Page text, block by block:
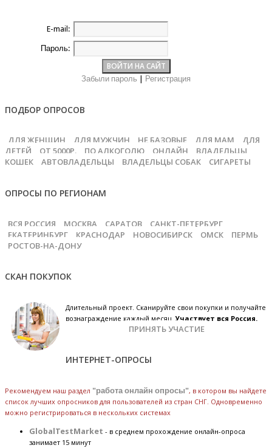
E-mail:
Пароль:
Забыли пароль Регистрация
ПОДБОР ОПРОСОВ
ДЛЯ ЖЕНЩИН ДЛЯ МУЖЧИН НЕ БАЗОВЫЕ ДЛЯ МАМ
ДЛЯ
ДЕТЕЙ
ОТ 5000Р. ПО АЛКОГОЛЮ ОНЛАЙН
ВЛАДЕЛЬЦЫ
КОШЕК
АВТОВЛАДЕЛЬЦЫ ВЛАДЕЛЬЦЫ СОБАК СИГАРЕТЫ
ОПРОСЫ ПО РЕГИОНАМ
ВСЯ РОССИЯ МОСКВА САРАТОВ
САНКТ-ПЕТЕРБУРГ
ЕКАТЕРИНБУРГ
КРАСНОДАР НОВОСИБИРСК ОМСК
ПЕРМЬ
РОСТОВ-НА-ДОНУ
СКАН ПОКУПОК
Длительный проект. Сканируйте свои покупки и получайте
вознаграждение каждый месяц.Участвует вся Россия.
ПРИНЯТЬ УЧАСТИЕ
ИНТЕРНЕТ-ОПРОСЫ
Рекомендуем наш раздел "работа онлайн опросы", в котором вы найдете
список лучших опросников для пользователей из стран СНГ. Одновременно
можно регистрироваться в нескольких системах
GlobalTestMarket - в среднем прохождение онлайн-опроса
занимает 15 минут